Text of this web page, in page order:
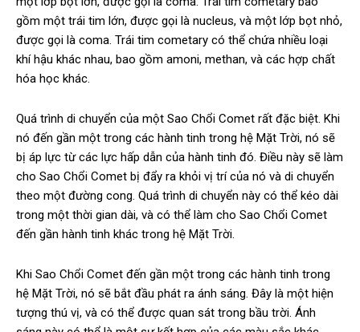
gồm một trái tim lớn, được gọi là nucleus, và một lớp bọt nhỏ,
được gọi là coma. Trái tim cometary có thể chứa nhiều loại
khí hậu khác nhau, bao gồm amoni, methan, và các hợp chất
hóa học khác.
Quá trình di chuyển của một Sao Chổi Comet rất đặc biệt. Khi
nó đến gần một trong các hành tinh trong hệ Mặt Trời, nó sẽ
bị áp lực từ các lực hấp dẫn của hành tinh đó. Điều này sẽ làm
cho Sao Chổi Comet bị đẩy ra khỏi vị trí của nó và di chuyển
theo một đường cong. Quá trình di chuyển này có thể kéo dài
trong một thời gian dài, và có thể làm cho Sao Chổi Comet
đến gần hành tinh khác trong hệ Mặt Trời.
Khi Sao Chổi Comet đến gần một trong các hành tinh trong
hệ Mặt Trời, nó sẽ bắt đầu phát ra ánh sáng. Đây là một hiện
tượng thú vị, và có thể được quan sát trong bầu trời. Ánh